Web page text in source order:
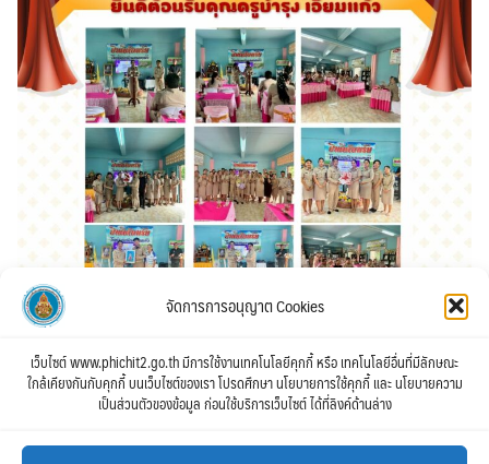
จัดการการอนุญาต Cookies
เว็บไซต์ www.phichit2.go.th มีการใช้งานเทคโนโลยีคุกกี้ หรือ เทคโนโลยีอื่นที่มีลักษณะ
ใกล้เคียงกันกับคุกกี้ บนเว็บไซต์ของเรา โปรดศึกษา นโยบายการใช้คุกกี้ และ นโยบายความ
เป็นส่วนตัวของข้อมูล ก่อนใช้บริการเว็บไซต์ ได้ที่ลิงค์ด้านล่าง